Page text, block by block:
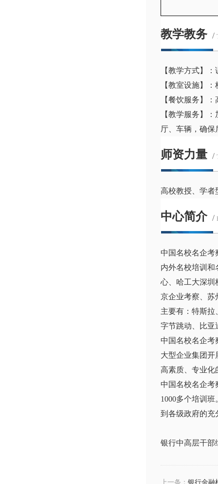
教学教务 /
【教学方式】
【教室设施】
【餐饮服务】
【教学服务】
厅、车辆，确保
师资力量 /
高校教授、学者
中心简介 /
中国名校名企
内外名校培训
心、哈工大深圳
京企业考察、苏
主要有：特斯
字节跳动、比亚
中国名校名企
大型企业集团
高素质、专业化
中国名校名企考
1000多个培训
到各级政府的充
银行中高层干部
上一条： 银行金融